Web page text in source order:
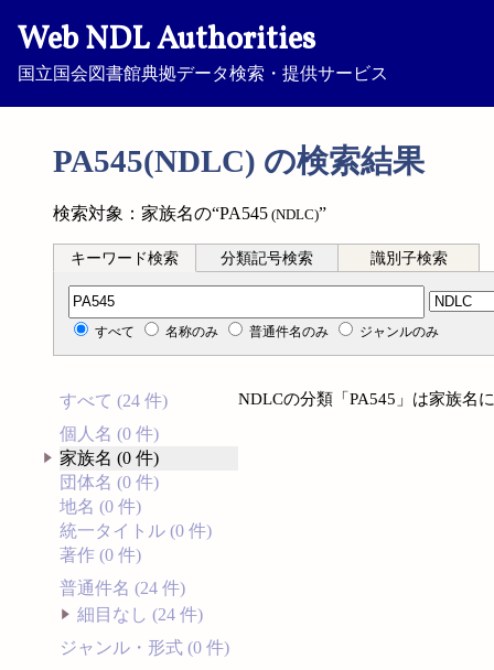
Web NDL Authorities
国立国会図書館典拠データ検索・提供サービス
PA545(NDLC) の検索結果
検索対象：家族名の“PA545 (NDLC)”
キーワード検索 分類記号検索 識別子検索
分類記号検索
すべて 名称のみ 普通件名のみ ジャンルのみ
すべて (24 件)
個人名 (0 件)
家族名 (0 件)
団体名 (0 件)
地名 (0 件)
統一タイトル (0 件)
著作 (0 件)
普通件名 (24 件)
細目なし (24 件)
ジャンル・形式 (0 件)
NDLCの分類「PA545」は家族名